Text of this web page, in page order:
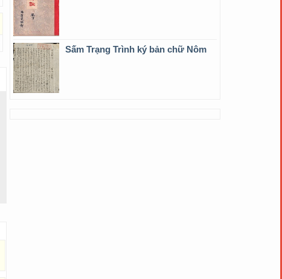
Sấm Trạng Trình ký bản chữ Nôm